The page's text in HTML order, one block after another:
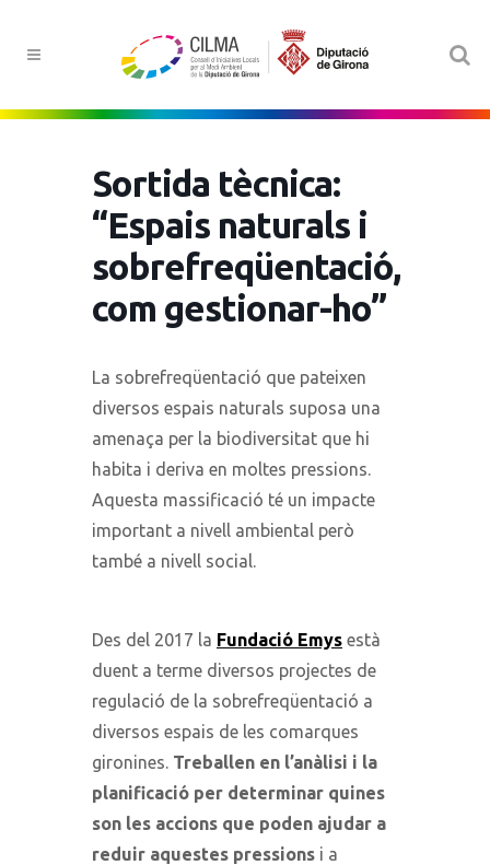
Sortida tècnica:
“Espais naturals i
sobrefreqüentació,
com gestionar-ho”
La sobrefreqüentació que pateixen
diversos espais naturals suposa una
amenaça per la biodiversitat que hi
habita i deriva en moltes pressions.
Aquesta massificació té un impacte
important a nivell ambiental però
també a nivell social.
Des del 2017 la Fundació Emys està
duent a terme diversos projectes de
regulació de la sobrefreqüentació a
diversos espais de les comarques
gironines. Treballen en l’anàlisi i la
planificació per determinar quines
son les accions que poden ajudar a
reduir aquestes pressions i a